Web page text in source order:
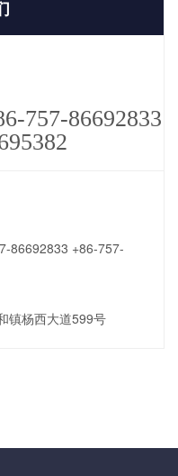
757-86692833
86692833 +86-757-
镇杨西大道599号